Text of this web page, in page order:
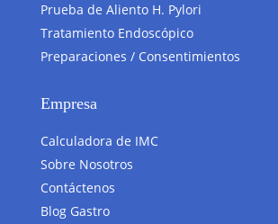
Prueba de Aliento H. Pylori
Tratamiento Endoscópico
Preparaciones / Consentimientos
Empresa
Calculadora de IMC
Sobre Nosotros
Contáctenos
Blog Gastro